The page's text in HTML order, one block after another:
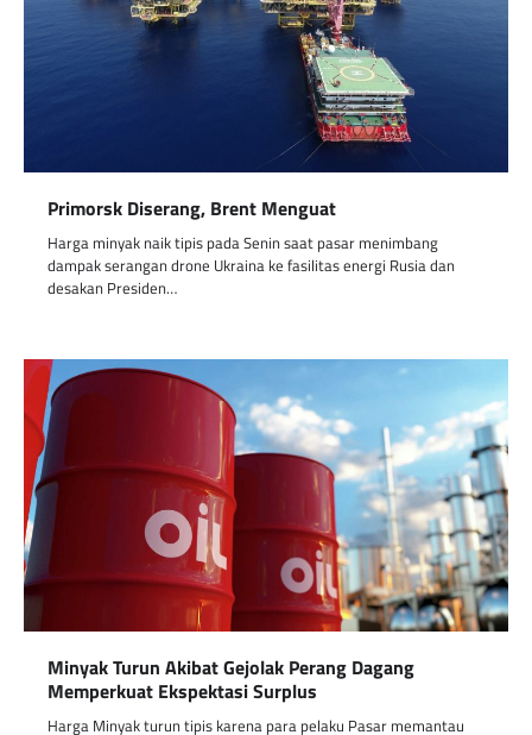
Primorsk Diserang, Brent Menguat
Harga minyak naik tipis pada Senin saat pasar menimbang
dampak serangan drone Ukraina ke fasilitas energi Rusia dan
desakan Presiden…
Minyak Turun Akibat Gejolak Perang Dagang
Memperkuat Ekspektasi Surplus
Harga Minyak turun tipis karena para pelaku Pasar memantau